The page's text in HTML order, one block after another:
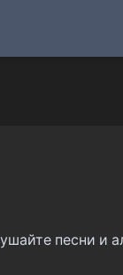
песни и